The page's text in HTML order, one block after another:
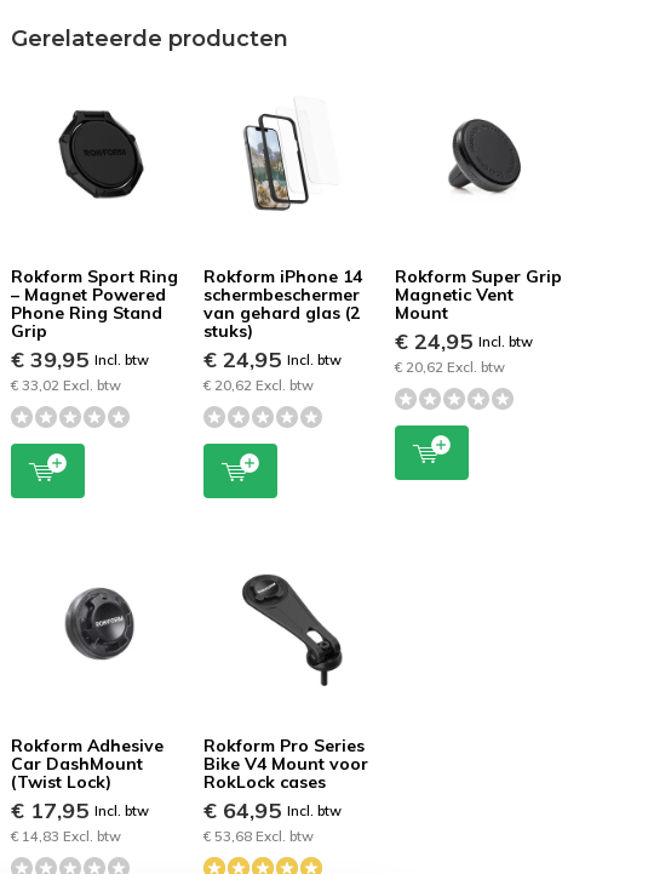
Gerelateerde producten
Rokform Sport Ring
– Magnet Powered
Phone Ring Stand
Grip
€ 39,95Incl. btw
€ 33,02 Excl. btw
Rokform iPhone 14
schermbeschermer
van gehard glas (2
stuks)
€ 24,95 Incl. btw
€ 20,62 Excl. btw
Rokform Super Grip
Magnetic Vent
Mount
€ 24,95Incl. btw
€ 20,62 Excl. btw
Rokform Adhesive
Car DashMount
(Twist Lock)
€ 17,95Incl. btw
€ 14,83 Excl. btw
Rokform Pro Series
Bike V4 Mount voor
RokLock cases
€ 64,95 Incl. btw
€ 53,68 Excl. btw